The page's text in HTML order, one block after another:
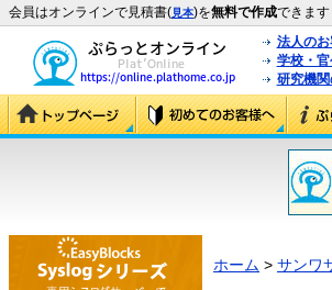
会員はオンラインで見積書(見本)を無料で作成できます
法人の
学校・
研究機
ホーム > サンワ